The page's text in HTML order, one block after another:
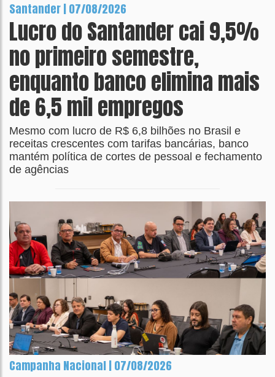
Santander | 07/08/2026
Lucro do Santander cai 9,5%
no primeiro semestre,
enquanto banco elimina mais
de 6,5 mil empregos
Mesmo com lucro de R$ 6,8 bilhões no Brasil e
receitas crescentes com tarifas bancárias, banco
mantém política de cortes de pessoal e fechamento
de agências
Campanha Nacional | 07/08/2026